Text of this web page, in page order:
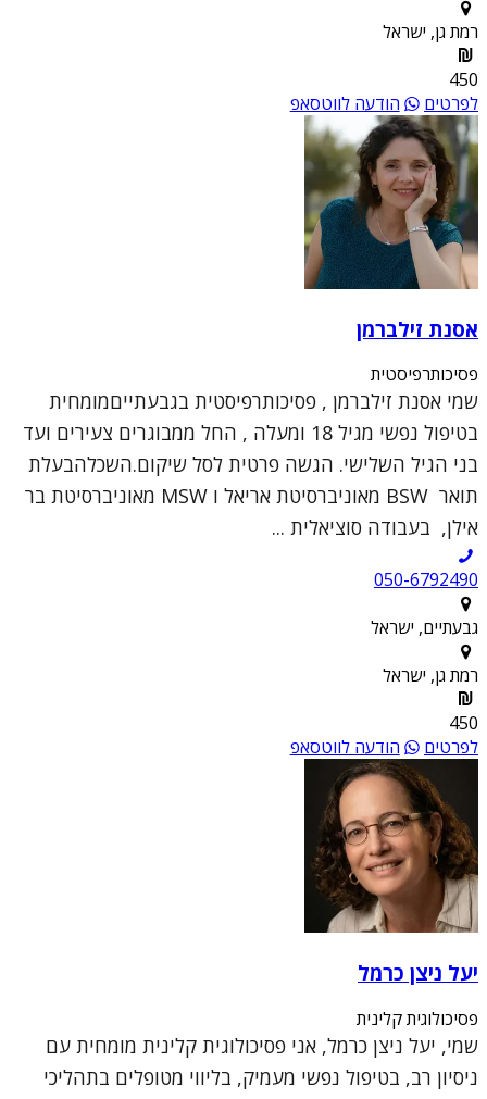
רמת גן, ישראל
450
לפרטים
הודעה לווטסאפ
אסנת זילברמן
פסיכותרפיסטית
שמי אסנת זילברמן , פסיכותרפיסטית בגבעתייםמומחית
בטיפול נפשי מגיל 18 ומעלה , החל ממבוגרים צעירים ועד
בני הגיל השלישי. הגשה פרטית לסל שיקום.השכלהבעלת
תואר BSW מאוניברסיטת אריאל ו MSW מאוניברסיטת בר
אילן, בעבודה סוציאלית ...
050-6792490
גבעתיים, ישראל
רמת גן, ישראל
450
לפרטים
הודעה לווטסאפ
יעל ניצן כרמל
פסיכולוגית קלינית
שמי, יעל ניצן כרמל, אני פסיכולוגית קלינית מומחית עם
ניסיון רב, בטיפול נפשי מעמיק, בליווי מטופלים בתהליכי